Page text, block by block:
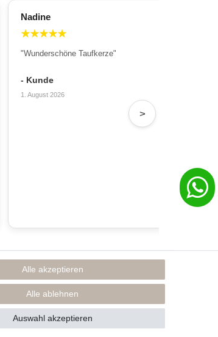
Nadine
★★★★★
"Wunderschöne Taufkerze"
- Kunde
1. August 2026
>
Rechtliches
Impressum
AGB
Datenschutzerklärung
* Preise inkl. MwSt., zzgl. Versand(DE)
Alle akzeptieren
Alle ablehnen
Auswahl akzeptieren